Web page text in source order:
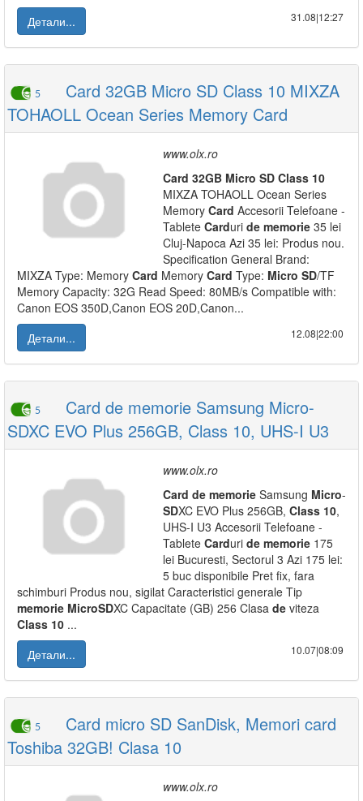
Детали...
31.08|12:27
5
Card 32GB Micro SD Class 10 MIXZA
TOHAOLL Ocean Series Memory Card
www.olx.ro
Card 32GB Micro SD Class 10
MIXZA TOHAOLL Ocean Series
Memory Card Accesorii Telefoane -
Tablete Carduri de memorie 35 lei
Cluj-Napoca Azi 35 lei: Produs nou.
Specification General Brand:
MIXZA Type: Memory Card Memory Card Type: Micro SD/TF
Memory Capacity: 32G Read Speed: 80MB/s Compatible with:
Canon EOS 350D,Canon EOS 20D,Canon...
Детали...
12.08|22:00
5
Card de memorie Samsung Micro-
SDXC EVO Plus 256GB, Class 10, UHS-I U3
www.olx.ro
Card de memorie Samsung Micro-
SDXC EVO Plus 256GB, Class 10,
UHS-I U3 Accesorii Telefoane -
Tablete Carduri de memorie 175
lei Bucuresti, Sectorul 3 Azi 175 lei:
5 buc disponibile Pret fix, fara
schimburi Produs nou, sigilat Caracteristici generale Tip
memorie MicroSDXC Capacitate (GB) 256 Clasa de viteza
Class 10 ...
Детали...
10.07|08:09
5
Card micro SD SanDisk, Memori card
Toshiba 32GB! Clasa 10
www.olx.ro